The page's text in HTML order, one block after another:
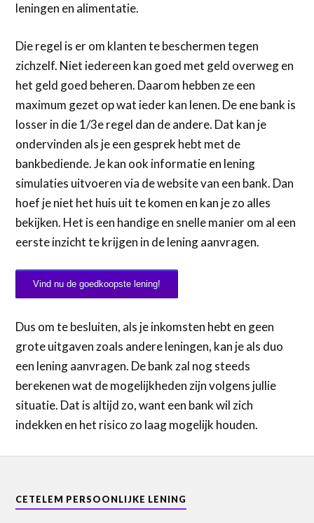
leningen en alimentatie.
Die regel is er om klanten te beschermen tegen
zichzelf. Niet iedereen kan goed met geld overweg en
het geld goed beheren. Daarom hebben ze een
maximum gezet op wat ieder kan lenen. De ene bank is
losser in die 1/3e regel dan de andere. Dat kan je
ondervinden als je een gesprek hebt met de
bankbediende. Je kan ook informatie en lening
simulaties uitvoeren via de website van een bank. Dan
hoef je niet het huis uit te komen en kan je zo alles
bekijken. Het is een handige en snelle manier om al een
eerste inzicht te krijgen in de lening aanvragen.
Vind nu de goedkoopste lening!
Dus om te besluiten, als je inkomsten hebt en geen
grote uitgaven zoals andere leningen, kan je als duo
een lening aanvragen. De bank zal nog steeds
berekenen wat de mogelijkheden zijn volgens jullie
situatie. Dat is altijd zo, want een bank wil zich
indekken en het risico zo laag mogelijk houden.
CETELEM PERSOONLIJKE LENING